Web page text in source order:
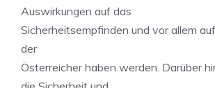
Auswirkungen auf das
Sicherheitsempfinden und vor allem
der
Österreicher haben werden. Darüber